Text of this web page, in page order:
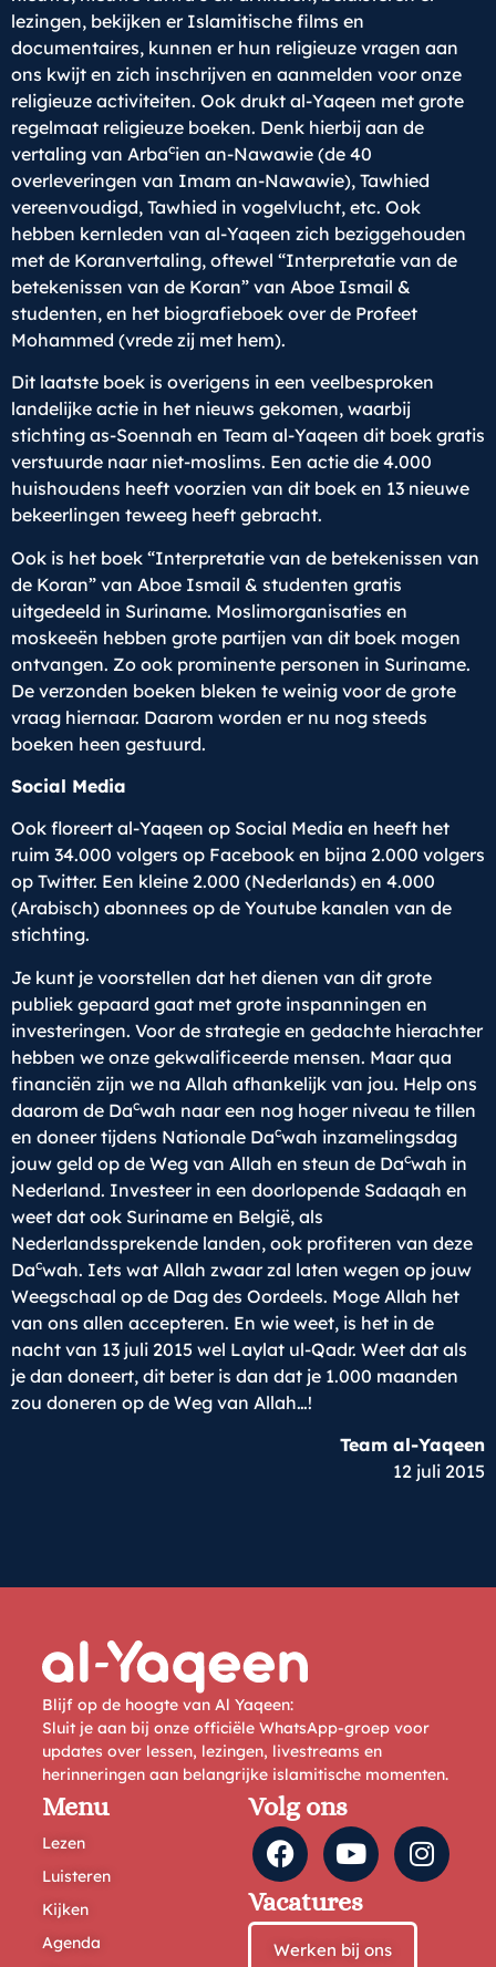
lezingen, bekijken er Islamitische films en
documentaires, kunnen er hun religieuze vragen aan
ons kwijt en zich inschrijven en aanmelden voor onze
religieuze activiteiten. Ook drukt al-Yaqeen met grote
regelmaat religieuze boeken. Denk hierbij aan de
vertaling van Arbacien an-Nawawie (de 40
overleveringen van Imam an-Nawawie), Tawhied
vereenvoudigd, Tawhied in vogelvlucht, etc. Ook
hebben kernleden van al-Yaqeen zich beziggehouden
met de Koranvertaling, oftewel “Interpretatie van de
betekenissen van de Koran” van Aboe Ismail &
studenten, en het biografieboek over de Profeet
Mohammed (vrede zij met hem).
Dit laatste boek is overigens in een veelbesproken
landelijke actie in het nieuws gekomen, waarbij
stichting as-Soennah en Team al-Yaqeen dit boek gratis
verstuurde naar niet-moslims. Een actie die 4.000
huishoudens heeft voorzien van dit boek en 13 nieuwe
bekeerlingen teweeg heeft gebracht.
Ook is het boek “Interpretatie van de betekenissen van
de Koran” van Aboe Ismail & studenten gratis
uitgedeeld in Suriname. Moslimorganisaties en
moskeeën hebben grote partijen van dit boek mogen
ontvangen. Zo ook prominente personen in Suriname.
De verzonden boeken bleken te weinig voor de grote
vraag hiernaar. Daarom worden er nu nog steeds
boeken heen gestuurd.
Social Media
Ook floreert al-Yaqeen op Social Media en heeft het
ruim 34.000 volgers op Facebook en bijna 2.000 volgers
op Twitter. Een kleine 2.000 (Nederlands) en 4.000
(Arabisch) abonnees op de Youtube kanalen van de
stichting.
Je kunt je voorstellen dat het dienen van dit grote
publiek gepaard gaat met grote inspanningen en
investeringen. Voor de strategie en gedachte hierachter
hebben we onze gekwalificeerde mensen. Maar qua
financiën zijn we na Allah afhankelijk van jou. Help ons
daarom de Dacwah naar een nog hoger niveau te tillen
en doneer tijdens Nationale Dacwah inzamelingsdag
jouw geld op de Weg van Allah en steun de Dacwah in
Nederland. Investeer in een doorlopende Sadaqah en
weet dat ook Suriname en België, als
Nederlandssprekende landen, ook profiteren van deze
Dacwah. Iets wat Allah zwaar zal laten wegen op jouw
Weegschaal op de Dag des Oordeels. Moge Allah het
van ons allen accepteren. En wie weet, is het in de
nacht van 13 juli 2015 wel Laylat ul-Qadr. Weet dat als
je dan doneert, dit beter is dan dat je 1.000 maanden
zou doneren op de Weg van Allah…!
Team al-Yaqeen
12 juli 2015
Blijf op de hoogte van Al Yaqeen:
Sluit je aan bij onze officiële WhatsApp-groep voor
updates over lessen, lezingen, livestreams en
herinneringen aan belangrijke islamitische momenten.
Menu
Lezen
Luisteren
Kijken
Agenda
Volg ons
Vacatures
Werken bij ons